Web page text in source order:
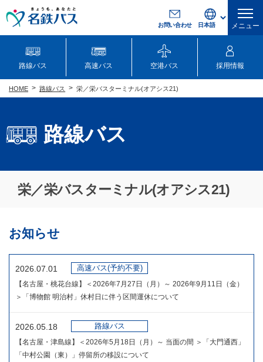
お問い合わせ メニュー
路線バス 高速バス 空港バス 採用情報
路線バス
HOME 路線バス 栄／栄バスターミナル(オアシス21)
栄／栄バスターミナル(オアシス21)
お知らせ
2026.07.01 高速バス(予約不要)
【名古屋・桃花台線】＜2026年7月27日（月）～ 2026年9月11日（金）
＞「博物館 明治村」休村日に伴う区間運休について
2026.05.18 路線バス
【名古屋・津島線】＜2026年5月18日（月）～ 当面の間 ＞「大門通西」
「中村公園（東）」停留所の移設について